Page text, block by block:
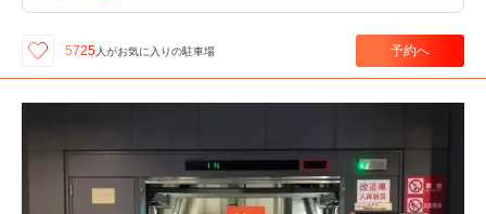
5725 人がお気に入りの駐車場 予約へ